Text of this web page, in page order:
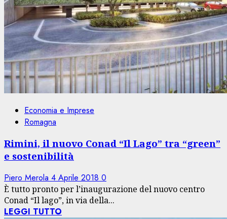
Economia e Imprese
Romagna
Rimini, il nuovo Conad “Il Lago” tra “green”
e sostenibilità
Piero Merola 4 Aprile 2018 0
È tutto pronto per l’inaugurazione del nuovo centro
Conad “Il lago”, in via della...
LEGGI TUTTO